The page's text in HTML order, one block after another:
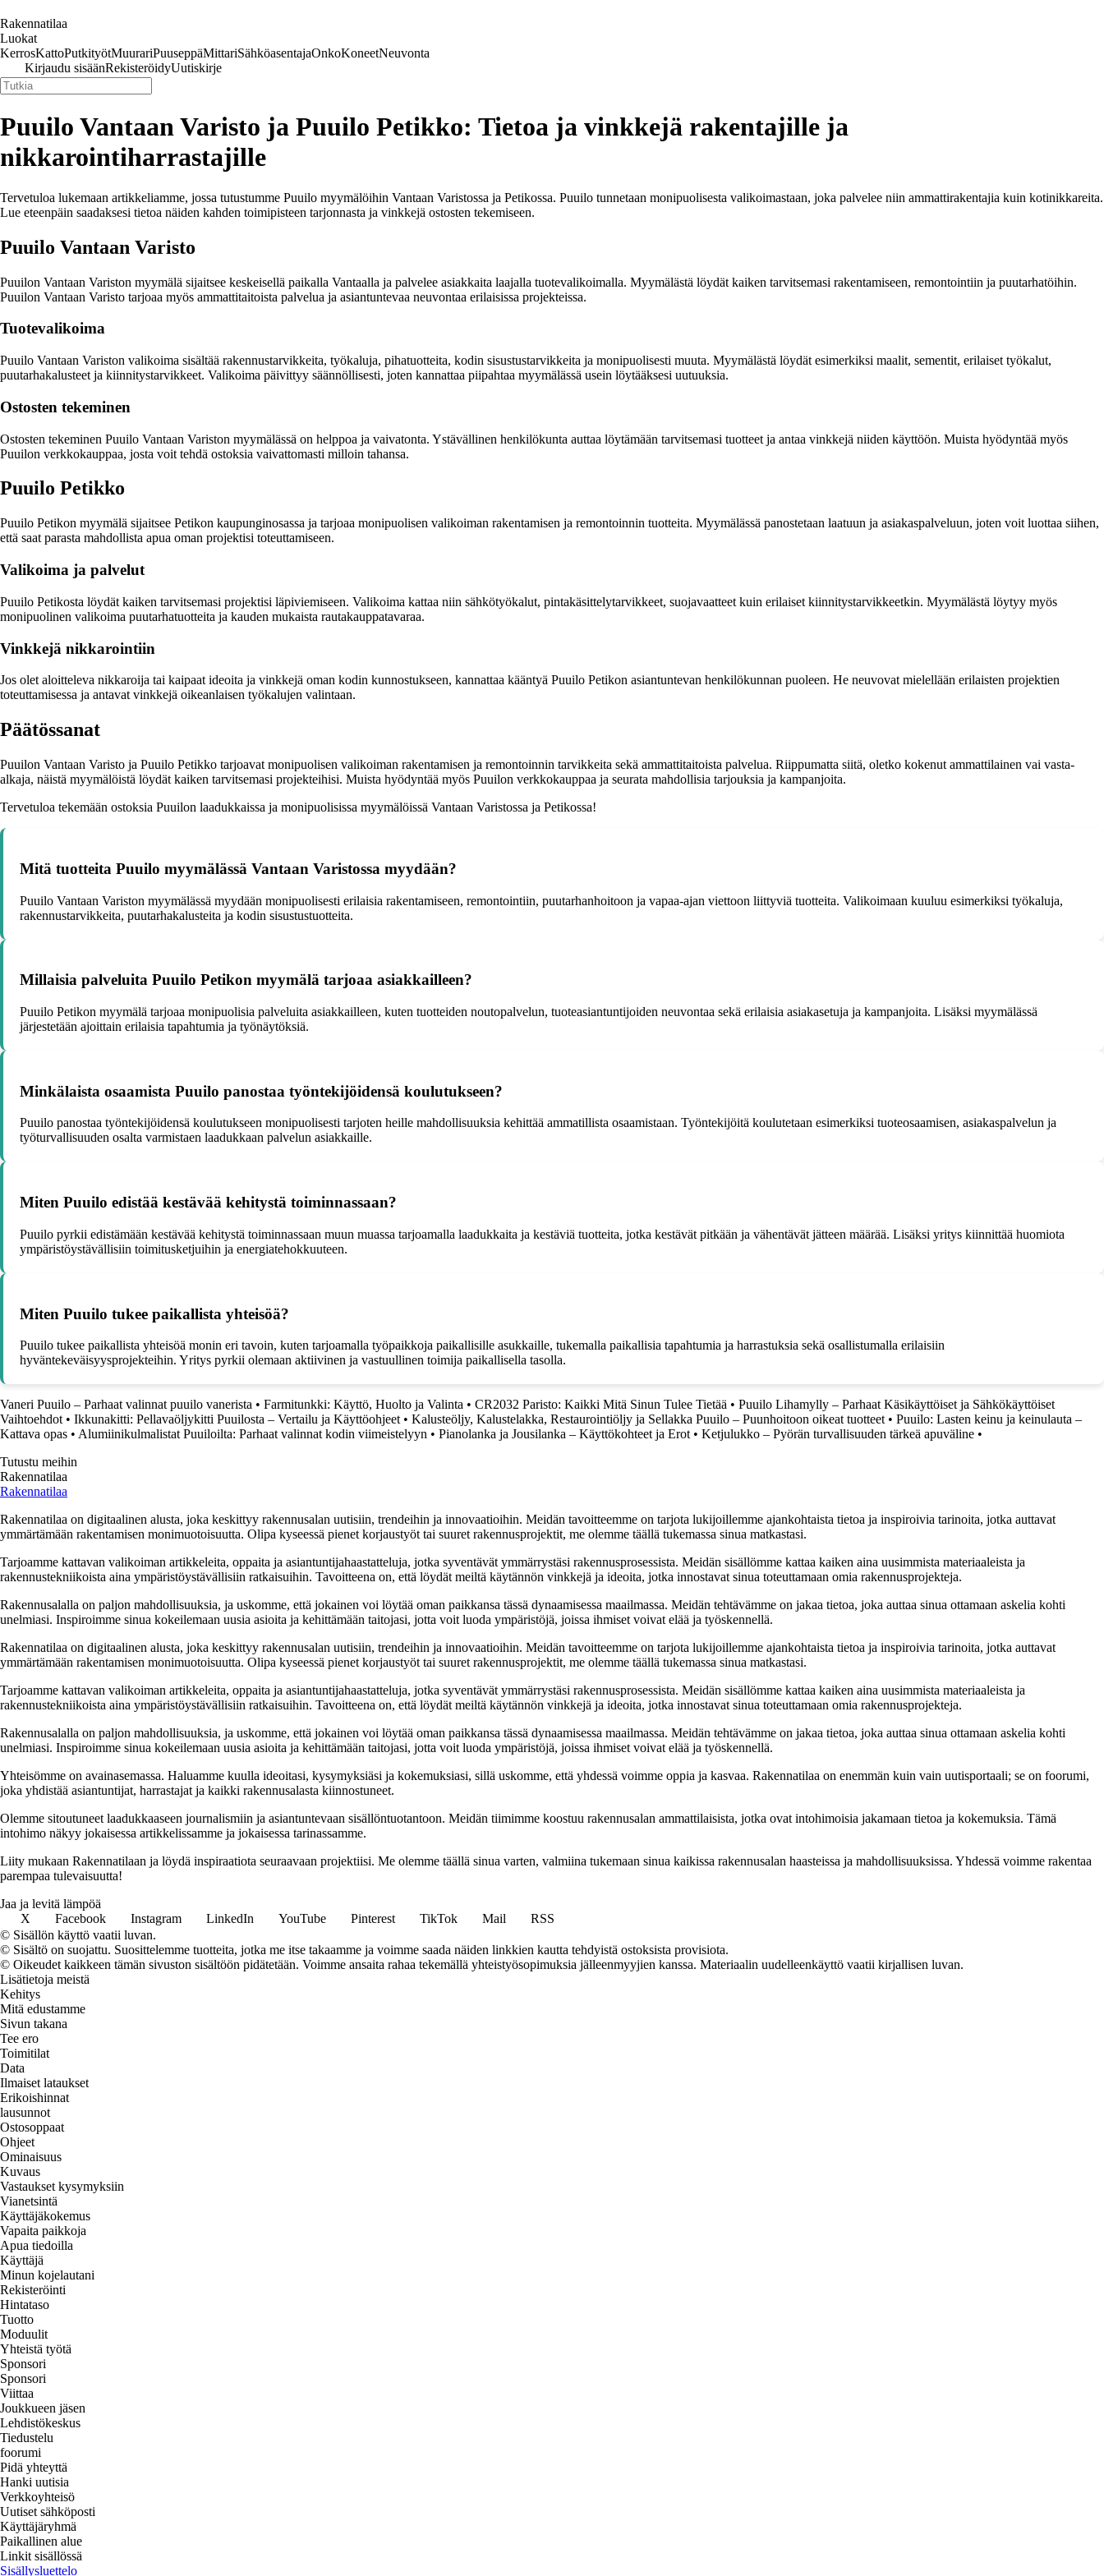
Rakennatilaa
Luokat
KerrosKattoPutkityötMuurariPuuseppäMittariSähköasentajaOnkoKoneetNeuvonta
Kirjaudu sisäänRekisteröidyUutiskirje
Puuilo Vantaan Varisto ja Puuilo Petikko: Tietoa ja vinkkejä rakentajille ja
nikkarointiharrastajille
Tervetuloa lukemaan artikkeliamme, jossa tutustumme Puuilo myymälöihin Vantaan Varistossa ja Petikossa. Puuilo tunnetaan monipuolisesta valikoimastaan, joka palvelee niin ammattirakentajia kuin kotinikkareita.
Lue eteenpäin saadaksesi tietoa näiden kahden toimipisteen tarjonnasta ja vinkkejä ostosten tekemiseen.
Puuilo Vantaan Varisto
Puuilon Vantaan Variston myymälä sijaitsee keskeisellä paikalla Vantaalla ja palvelee asiakkaita laajalla tuotevalikoimalla. Myymälästä löydät kaiken tarvitsemasi rakentamiseen, remontointiin ja puutarhatöihin.
Puuilon Vantaan Varisto tarjoaa myös ammattitaitoista palvelua ja asiantuntevaa neuvontaa erilaisissa projekteissa.
Tuotevalikoima
Puuilo Vantaan Variston valikoima sisältää rakennustarvikkeita, työkaluja, pihatuotteita, kodin sisustustarvikkeita ja monipuolisesti muuta. Myymälästä löydät esimerkiksi maalit, sementit, erilaiset työkalut,
puutarhakalusteet ja kiinnitystarvikkeet. Valikoima päivittyy säännöllisesti, joten kannattaa piipahtaa myymälässä usein löytääksesi uutuuksia.
Ostosten tekeminen
Ostosten tekeminen Puuilo Vantaan Variston myymälässä on helppoa ja vaivatonta. Ystävällinen henkilökunta auttaa löytämään tarvitsemasi tuotteet ja antaa vinkkejä niiden käyttöön. Muista hyödyntää myös
Puuilon verkkokauppaa, josta voit tehdä ostoksia vaivattomasti milloin tahansa.
Puuilo Petikko
Puuilo Petikon myymälä sijaitsee Petikon kaupunginosassa ja tarjoaa monipuolisen valikoiman rakentamisen ja remontoinnin tuotteita. Myymälässä panostetaan laatuun ja asiakaspalveluun, joten voit luottaa siihen,
että saat parasta mahdollista apua oman projektisi toteuttamiseen.
Valikoima ja palvelut
Puuilo Petikosta löydät kaiken tarvitsemasi projektisi läpiviemiseen. Valikoima kattaa niin sähkötyökalut, pintakäsittelytarvikkeet, suojavaatteet kuin erilaiset kiinnitystarvikkeetkin. Myymälästä löytyy myös
monipuolinen valikoima puutarhatuotteita ja kauden mukaista rautakauppatavaraa.
Vinkkejä nikkarointiin
Jos olet aloitteleva nikkaroija tai kaipaat ideoita ja vinkkejä oman kodin kunnostukseen, kannattaa kääntyä Puuilo Petikon asiantuntevan henkilökunnan puoleen. He neuvovat mielellään erilaisten projektien
toteuttamisessa ja antavat vinkkejä oikeanlaisen työkalujen valintaan.
Päätössanat
Puuilon Vantaan Varisto ja Puuilo Petikko tarjoavat monipuolisen valikoiman rakentamisen ja remontoinnin tarvikkeita sekä ammattitaitoista palvelua. Riippumatta siitä, oletko kokenut ammattilainen vai vasta-
alkaja, näistä myymälöistä löydät kaiken tarvitsemasi projekteihisi. Muista hyödyntää myös Puuilon verkkokauppaa ja seurata mahdollisia tarjouksia ja kampanjoita.
Tervetuloa tekemään ostoksia Puuilon laadukkaissa ja monipuolisissa myymälöissä Vantaan Varistossa ja Petikossa!
Mitä tuotteita Puuilo myymälässä Vantaan Varistossa myydään?
Puuilo Vantaan Variston myymälässä myydään monipuolisesti erilaisia rakentamiseen, remontointiin, puutarhanhoitoon ja vapaa-ajan viettoon liittyviä tuotteita. Valikoimaan kuuluu esimerkiksi työkaluja,
rakennustarvikkeita, puutarhakalusteita ja kodin sisustustuotteita.
Millaisia palveluita Puuilo Petikon myymälä tarjoaa asiakkailleen?
Puuilo Petikon myymälä tarjoaa monipuolisia palveluita asiakkailleen, kuten tuotteiden noutopalvelun, tuoteasiantuntijoiden neuvontaa sekä erilaisia asiakasetuja ja kampanjoita. Lisäksi myymälässä
järjestetään ajoittain erilaisia tapahtumia ja työnäytöksiä.
Minkälaista osaamista Puuilo panostaa työntekijöidensä koulutukseen?
Puuilo panostaa työntekijöidensä koulutukseen monipuolisesti tarjoten heille mahdollisuuksia kehittää ammatillista osaamistaan. Työntekijöitä koulutetaan esimerkiksi tuoteosaamisen, asiakaspalvelun ja
työturvallisuuden osalta varmistaen laadukkaan palvelun asiakkaille.
Miten Puuilo edistää kestävää kehitystä toiminnassaan?
Puuilo pyrkii edistämään kestävää kehitystä toiminnassaan muun muassa tarjoamalla laadukkaita ja kestäviä tuotteita, jotka kestävät pitkään ja vähentävät jätteen määrää. Lisäksi yritys kiinnittää huomiota
ympäristöystävällisiin toimitusketjuihin ja energiatehokkuuteen.
Miten Puuilo tukee paikallista yhteisöä?
Puuilo tukee paikallista yhteisöä monin eri tavoin, kuten tarjoamalla työpaikkoja paikallisille asukkaille, tukemalla paikallisia tapahtumia ja harrastuksia sekä osallistumalla erilaisiin
hyväntekeväisyysprojekteihin. Yritys pyrkii olemaan aktiivinen ja vastuullinen toimija paikallisella tasolla.
Vaneri Puuilo – Parhaat valinnat puuilo vanerista • Farmitunkki: Käyttö, Huolto ja Valinta • CR2032 Paristo: Kaikki Mitä Sinun Tulee Tietää • Puuilo Lihamylly – Parhaat Käsikäyttöiset ja Sähkökäyttöiset
Vaihtoehdot • Ikkunakitti: Pellavaöljykitti Puuilosta – Vertailu ja Käyttöohjeet • Kalusteöljy, Kalustelakka, Restaurointiöljy ja Sellakka Puuilo – Puunhoitoon oikeat tuotteet • Puuilo: Lasten keinu ja keinulauta –
Kattava opas • Alumiinikulmalistat Puuiloilta: Parhaat valinnat kodin viimeistelyyn • Pianolanka ja Jousilanka – Käyttökohteet ja Erot • Ketjulukko – Pyörän turvallisuuden tärkeä apuväline •
Tutustu meihin
Rakennatilaa
Rakennatilaa
Rakennatilaa on digitaalinen alusta, joka keskittyy rakennusalan uutisiin, trendeihin ja innovaatioihin. Meidän tavoitteemme on tarjota lukijoillemme ajankohtaista tietoa ja inspiroivia tarinoita, jotka auttavat
ymmärtämään rakentamisen monimuotoisuutta. Olipa kyseessä pienet korjaustyöt tai suuret rakennusprojektit, me olemme täällä tukemassa sinua matkastasi.
Tarjoamme kattavan valikoiman artikkeleita, oppaita ja asiantuntijahaastatteluja, jotka syventävät ymmärrystäsi rakennusprosessista. Meidän sisällömme kattaa kaiken aina uusimmista materiaaleista ja
rakennustekniikoista aina ympäristöystävällisiin ratkaisuihin. Tavoitteena on, että löydät meiltä käytännön vinkkejä ja ideoita, jotka innostavat sinua toteuttamaan omia rakennusprojekteja.
Rakennusalalla on paljon mahdollisuuksia, ja uskomme, että jokainen voi löytää oman paikkansa tässä dynaamisessa maailmassa. Meidän tehtävämme on jakaa tietoa, joka auttaa sinua ottamaan askelia kohti
unelmiasi. Inspiroimme sinua kokeilemaan uusia asioita ja kehittämään taitojasi, jotta voit luoda ympäristöjä, joissa ihmiset voivat elää ja työskennellä.
Rakennatilaa on digitaalinen alusta, joka keskittyy rakennusalan uutisiin, trendeihin ja innovaatioihin. Meidän tavoitteemme on tarjota lukijoillemme ajankohtaista tietoa ja inspiroivia tarinoita, jotka auttavat
ymmärtämään rakentamisen monimuotoisuutta. Olipa kyseessä pienet korjaustyöt tai suuret rakennusprojektit, me olemme täällä tukemassa sinua matkastasi.
Tarjoamme kattavan valikoiman artikkeleita, oppaita ja asiantuntijahaastatteluja, jotka syventävät ymmärrystäsi rakennusprosessista. Meidän sisällömme kattaa kaiken aina uusimmista materiaaleista ja
rakennustekniikoista aina ympäristöystävällisiin ratkaisuihin. Tavoitteena on, että löydät meiltä käytännön vinkkejä ja ideoita, jotka innostavat sinua toteuttamaan omia rakennusprojekteja.
Rakennusalalla on paljon mahdollisuuksia, ja uskomme, että jokainen voi löytää oman paikkansa tässä dynaamisessa maailmassa. Meidän tehtävämme on jakaa tietoa, joka auttaa sinua ottamaan askelia kohti
unelmiasi. Inspiroimme sinua kokeilemaan uusia asioita ja kehittämään taitojasi, jotta voit luoda ympäristöjä, joissa ihmiset voivat elää ja työskennellä.
Yhteisömme on avainasemassa. Haluamme kuulla ideoitasi, kysymyksiäsi ja kokemuksiasi, sillä uskomme, että yhdessä voimme oppia ja kasvaa. Rakennatilaa on enemmän kuin vain uutisportaali; se on foorumi,
joka yhdistää asiantuntijat, harrastajat ja kaikki rakennusalasta kiinnostuneet.
Olemme sitoutuneet laadukkaaseen journalismiin ja asiantuntevaan sisällöntuotantoon. Meidän tiimimme koostuu rakennusalan ammattilaisista, jotka ovat intohimoisia jakamaan tietoa ja kokemuksia. Tämä
intohimo näkyy jokaisessa artikkelissamme ja jokaisessa tarinassamme.
Liity mukaan Rakennatilaan ja löydä inspiraatiota seuraavaan projektiisi. Me olemme täällä sinua varten, valmiina tukemaan sinua kaikissa rakennusalan haasteissa ja mahdollisuuksissa. Yhdessä voimme rakentaa
parempaa tulevaisuutta!
Jaa ja levitä lämpöä
X
Facebook Instagram LinkedIn YouTube Pinterest TikTok Mail
RSS
© Sisällön käyttö vaatii luvan.
© Sisältö on suojattu. Suosittelemme tuotteita, jotka me itse takaamme ja voimme saada näiden linkkien kautta tehdyistä ostoksista provisiota.
© Oikeudet kaikkeen tämän sivuston sisältöön pidätetään. Voimme ansaita rahaa tekemällä yhteistyösopimuksia jälleenmyyjien kanssa. Materiaalin uudelleenkäyttö vaatii kirjallisen luvan.
Lisätietoja meistä
Kehitys
Mitä edustamme
Sivun takana
Tee ero
Toimitilat
Data
Ilmaiset lataukset
Erikoishinnat
lausunnot
Ostosoppaat
Ohjeet
Ominaisuus
Kuvaus
Vastaukset kysymyksiin
Vianetsintä
Käyttäjäkokemus
Vapaita paikkoja
Apua tiedoilla
Käyttäjä
Minun kojelautani
Rekisteröinti
Hintataso
Tuotto
Moduulit
Yhteistä työtä
Sponsori
Sponsori
Viittaa
Joukkueen jäsen
Lehdistökeskus
Tiedustelu
foorumi
Pidä yhteyttä
Hanki uutisia
Verkkoyhteisö
Uutiset sähköposti
Käyttäjäryhmä
Paikallinen alue
Linkit sisällössä
Sisällysluettelo